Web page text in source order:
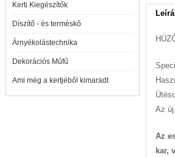
Kerti Kiegészítők
Díszítő - és terméskő
Árnyékolástechnika
Dekorációs Műfű
Ami még a kertjéből kimaradt
Az
Az
kar,